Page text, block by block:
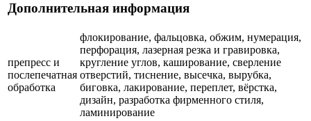
Дополнительная информация
препресс и
послепечатная
обработка
флокирование, фальцовка, обжим, нумерация,
перфорация, лазерная резка и гравировка,
кругление углов, каширование, сверление
отверстий, тиснение, высечка, вырубка,
биговка, лакирование, переплет, вёрстка,
дизайн, разработка фирменного стиля,
ламинирование